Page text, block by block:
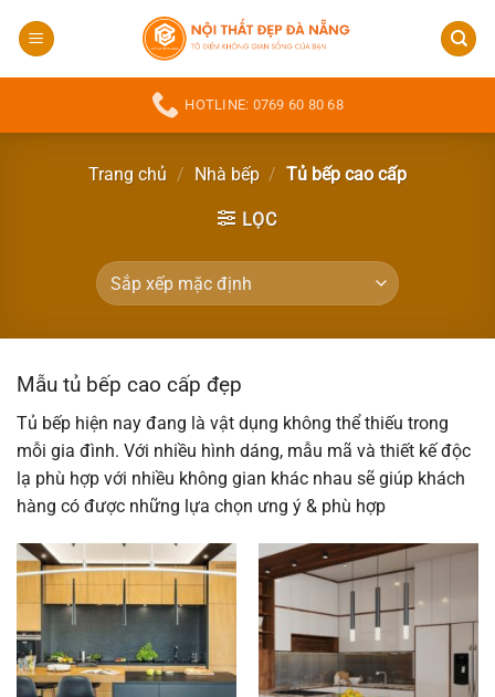
qua
HOTLINE: 0769 60 80 68
Trang chủ / Nhà bếp / Tủ bếp cao cấp
LỌC
Mẫu tủ bếp cao cấp đẹp
Tủ bếp hiện nay đang là vật dụng không thể thiếu trong
mỗi gia đình. Với nhiều hình dáng, mẫu mã và thiết kế độc
lạ phù hợp với nhiều không gian khác nhau sẽ giúp khách
hàng có được những lựa chọn ưng ý & phù hợp